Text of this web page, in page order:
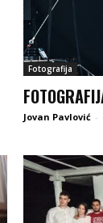
Fotografija
Jovan Pavlović -